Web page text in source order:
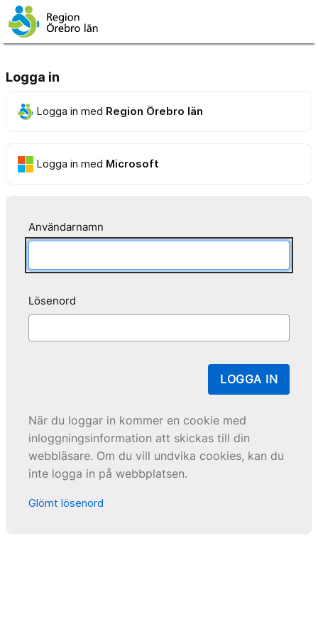
Logga in
Logga in med Region Örebro län
Logga in med Microsoft
Användarnamn
Lösenord
LOGGA IN
När du loggar in kommer en cookie med
inloggningsinformation att skickas till din
webbläsare. Om du vill undvika cookies, kan du
inte logga in på webbplatsen.
Glömt lösenord